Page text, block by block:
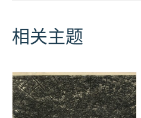
相关主题